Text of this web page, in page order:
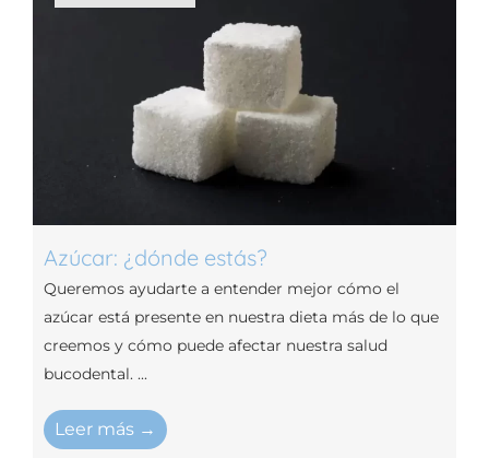
Azúcar: ¿dónde estás?
Queremos ayudarte a entender mejor cómo el
azúcar está presente en nuestra dieta más de lo que
creemos y cómo puede afectar nuestra salud
bucodental. ...
Leer más →